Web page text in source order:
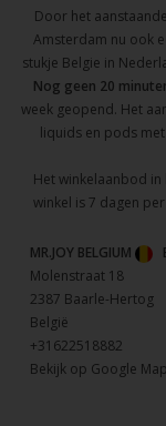
Door het
Amsterdam nu ook
stukje Belgie in
Nog geen 20
week geopend. Het
liquids en pods met
Het winkelaanbod
winkel is 7 dagen
MR.JOY BELGIUM
Molenstraat 18
2387 Baarle-Hertog
België
+31622518882
Bekijk op Google